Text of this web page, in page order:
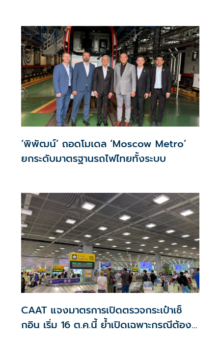
‘พิพัฒน์’ ถอดโมเดล ‘Moscow Metro’
ยกระดับมาตรฐานรถไฟไทยทั้งระบบ
CAAT แจงมาตรการเปิดตรวจกระเป๋าเช็
กอิน เริ่ม 16 ต.ค.นี้ ย้ำเปิดเฉพาะกรณีต้อง